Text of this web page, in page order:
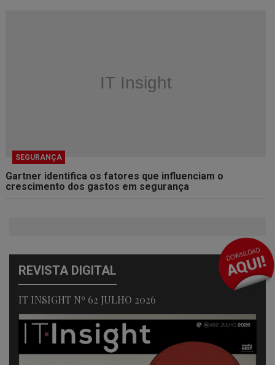
SEGURANÇA
Gartner identifica os fatores que influenciam o
crescimento dos gastos em segurança
REVISTA DIGITAL
IT INSIGHT Nº 62 JULHO 2026